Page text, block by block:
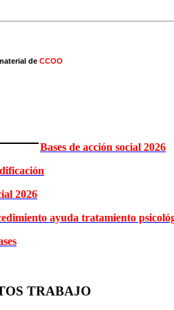
de CCOO
Bases de acción social 2026
2026
ayuda tratamiento
TRABAJO